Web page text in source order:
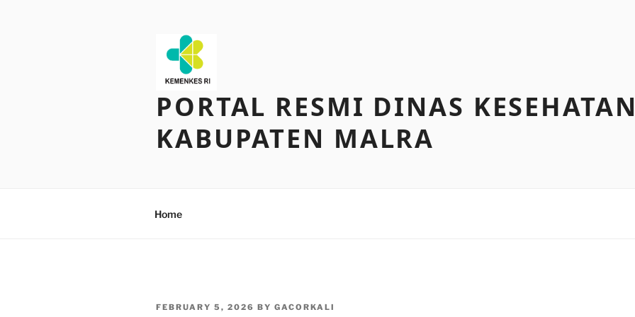
PORTAL RESMI DINAS KESEHATAN
KABUPATEN MALRA
Home
POSTED
FEBRUARY 5, 2026 BY GACORKALI